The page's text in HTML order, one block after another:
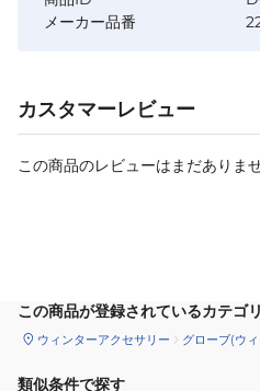
メーカー品番
カスタマーレビュー
この商品のレビューはまだありませ
この商品が登録されているカテゴリ
ウィンターアクセサリー グローブ(ウ
類似条件で探す